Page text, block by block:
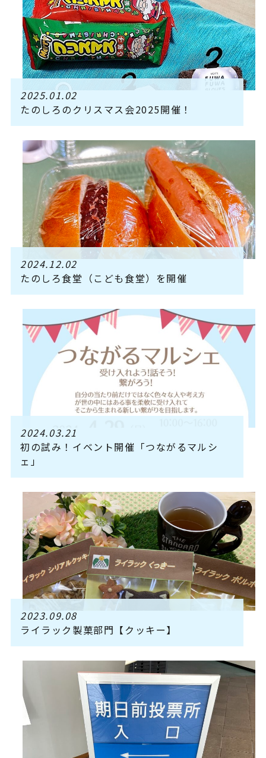
2025.01.02
たのしろのクリスマス会2025開催！
2024.12.02
たのしろ食堂（こども食堂）を開催
2024.03.21
初の試み！イベント開催「つながるマルシ
ェ」
2023.09.08
ライラック製菓部門【クッキー】